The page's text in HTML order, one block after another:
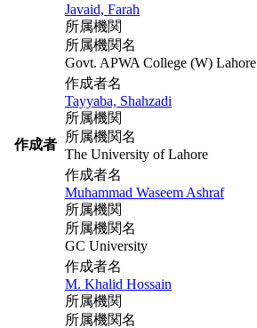
作成者
Javaid, Farah
所属機関
所属機関名
Govt. APWA College (W) Lahore
作成者名
Tayyaba, Shahzadi
所属機関
所属機関名
The University of Lahore
作成者名
Muhammad Waseem Ashraf
所属機関
所属機関名
GC University
作成者名
M. Khalid Hossain
所属機関
所属機関名